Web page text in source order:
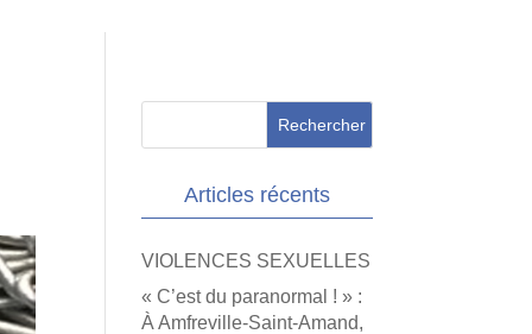
Articles récents
VIOLENCES SEXUELLES
« C’est du paranormal ! » :
À Amfreville-Saint-Amand,